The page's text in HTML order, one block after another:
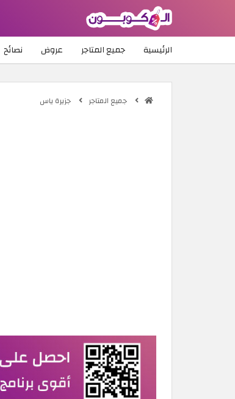
الرئيسية جميع المتاجر عروض نصائح
جميع المتاجر جزيرة ياس